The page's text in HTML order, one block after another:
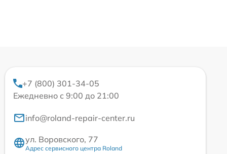
+7 (800) 301-34-05
Ежедневно с 9:00 до 21:00
info@roland-repair-center.ru
ул. Воровского, 77
Адрес сервисного центра Roland